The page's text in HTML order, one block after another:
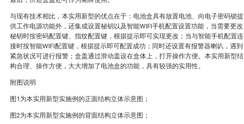
与现有技术相比，本实用新型的优点在于：电池盒具有放置电池、向电子密码锁提
供工作电源功能外，还集成设置秘钥以及智能WIFI手机配置设置功能，当需要更改
秘钥时按密码配置键、指纹配置键，根据提示即可实现更改；当与智能手机配置连
接时按智能WIFI配置键，根据提示即可配置成功；同时还设置有报警器喇叭，遇到
紧急状况可进行报警；盒盖通过滑动盖设在盒体上，打开操作方便。本实用新型结
构合理、操作方便，大大增加了电池盒的功能，具有较强的实用性。
附图说明
图1为本实用新型实施例的正面结构立体示意图；
图2为本实用新型实施例的背面结构立体示意图；